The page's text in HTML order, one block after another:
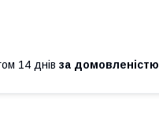
14 днів за домовленістю